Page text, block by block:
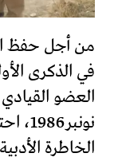
من أجل حفظ
في الذكرى
الخاطرة